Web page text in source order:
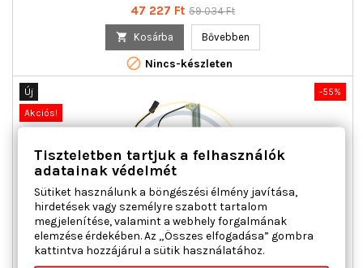
Ár
47 227 Ft Normál
59 034 Ft
 Kosárba Bővebben
 Nincs-készleten
-55%
Új
Akciós!
AC ROLCAR 01.1350 ABLAKEMELŐ JOBB ELSŐ FIAT
Tiszteletben tartjuk a felhasználók
adatainak védelmét
Sütiket használunk a böngészési élmény javítása,
hirdetések vagy személyre szabott tartalom
megjelenítése, valamint a webhely forgalmának
elemzése érdekében. Az „Összes elfogadása” gombra
kattintva hozzájárul a sütik használatához.